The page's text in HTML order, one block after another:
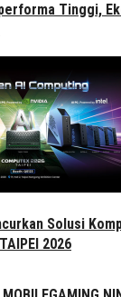
Tinggi,
Solusi
2026